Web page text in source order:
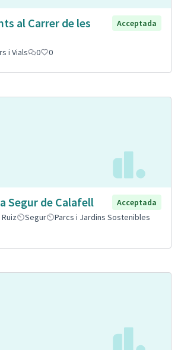
al Carrer de les
Acceptada
i Vials 0 0
Segur de Calafell
Acceptada
Segur
Parcs i Jardins Sostenibles